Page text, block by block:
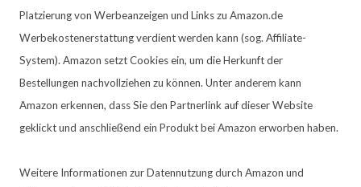
Platzierung von Werbeanzeigen und Links zu Amazon.de
Werbekostenerstattung verdient werden kann (sog. Affiliate-
System). Amazon setzt Cookies ein, um die Herkunft der
Bestellungen nachvollziehen zu können. Unter anderem kann
Amazon erkennen, dass Sie den Partnerlink auf dieser Website
geklickt und anschließend ein Produkt bei Amazon erworben haben.
Weitere Informationen zur Datennutzung durch Amazon und